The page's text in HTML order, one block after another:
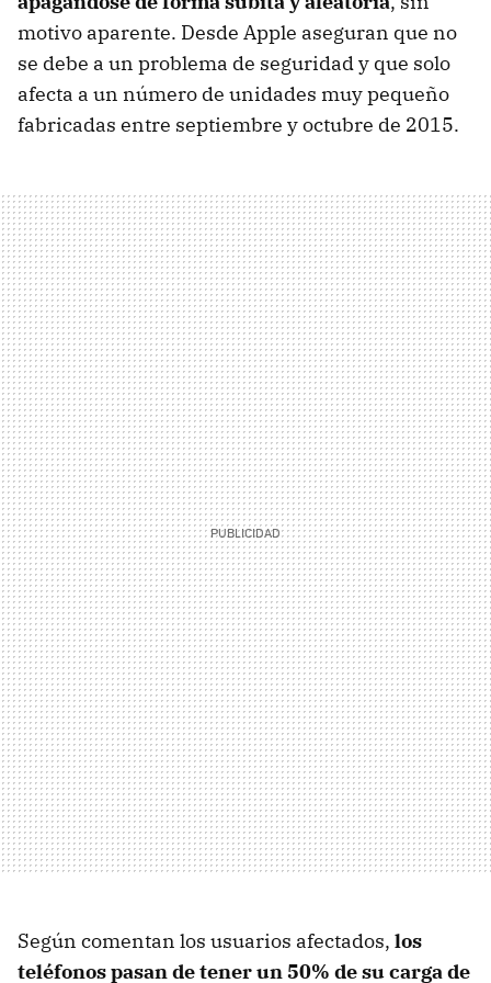
motivo aparente. Desde Apple aseguran que no
se debe a un problema de seguridad y que solo
afecta a un número de unidades muy pequeño
fabricadas entre septiembre y octubre de 2015.
Según comentan los usuarios afectados, los
teléfonos pasan de tener un 50% de su carga de